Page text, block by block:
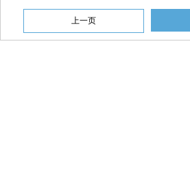
上一页